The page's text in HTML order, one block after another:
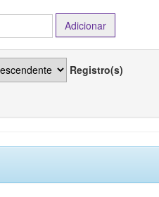
Registro(s)